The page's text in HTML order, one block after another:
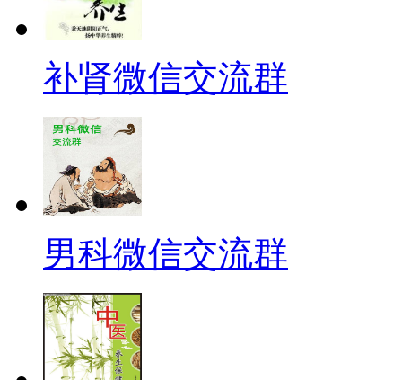
补肾微信交流群
男科微信交流群